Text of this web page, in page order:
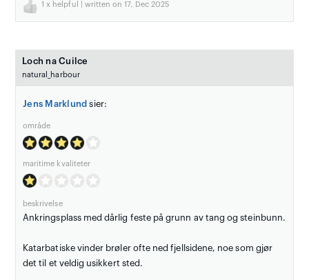
1 x helpful | written on 17. Dec 2025
Loch na Cuilce
natural_harbour
Jens Marklund sier:
område
maritime kvaliteter
beskrivelse
Ankringsplass med dårlig feste på grunn av tang og steinbunn.
Katarbatiske vinder brøler ofte ned fjellsidene, noe som gjør
det til et veldig usikkert sted.